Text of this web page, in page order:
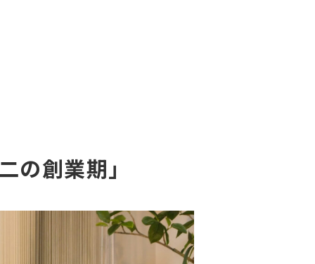
の創業期」